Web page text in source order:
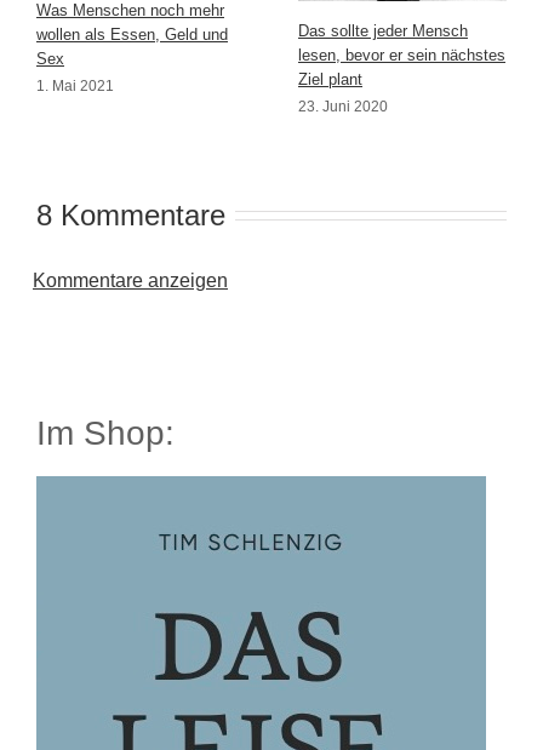
Was Menschen noch mehr
wollen als Essen, Geld und
Sex
1. Mai 2021
Das sollte jeder Mensch
lesen, bevor er sein nächstes
Ziel plant
23. Juni 2020
8 Kommentare
Kommentare anzeigen
Im Shop: